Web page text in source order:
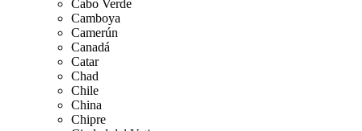
Cabo Verde
Camboya
Camerún
Canadá
Catar
Chad
Chile
China
Chipre